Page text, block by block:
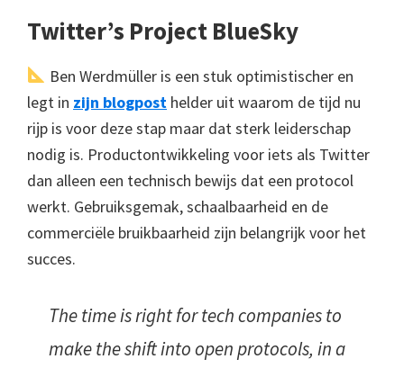
Twitter’s Project BlueSky
Ben Werdmüller is een stuk optimistischer en
legt in zijn blogpost helder uit waarom de tijd nu
rijp is voor deze stap maar dat sterk leiderschap
nodig is. Productontwikkeling voor iets als Twitter
dan alleen een technisch bewijs dat een protocol
werkt. Gebruiksgemak, schaalbaarheid en de
commerciële bruikbaarheid zijn belangrijk voor het
succes.
The time is right for tech companies to
make the shift into open protocols, in a